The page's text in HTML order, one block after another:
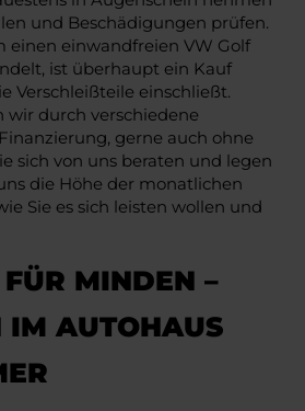
und Beschädigungen prüfen.
einen einwandfreien VW Golf
ist überhaupt ein Kauf
Verschleißteile einschließt.
wir durch verschiedene
gerne auch ohne
sich von uns beraten und legen
die Höhe der monatlichen
Sie es sich leisten wollen und
MINDEN –
IM AUTOHAUS